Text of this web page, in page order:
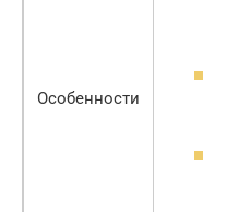
Особенности